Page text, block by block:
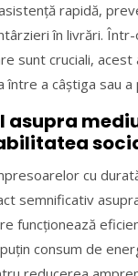
rapidă,
în livrări. Într-
sunt cruciali,
între a câștiga sau a
asupra
cu
semnificativ
funcționează
consum de